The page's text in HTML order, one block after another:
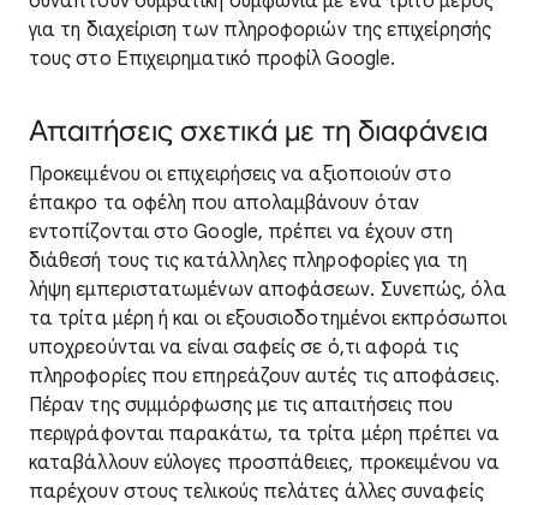
για τη διαχείριση των πληροφοριών της επιχείρησής
τους στο Επιχειρηματικό προφίλ Google.
Απαιτήσεις σχετικά με τη διαφάνεια
Προκειμένου οι επιχειρήσεις να αξιοποιούν στο
έπακρο τα οφέλη που απολαμβάνουν όταν
εντοπίζονται στο Google, πρέπει να έχουν στη
διάθεσή τους τις κατάλληλες πληροφορίες για τη
λήψη εμπεριστατωμένων αποφάσεων. Συνεπώς, όλα
τα τρίτα μέρη ή και οι εξουσιοδοτημένοι εκπρόσωποι
υποχρεούνται να είναι σαφείς σε ό,τι αφορά τις
πληροφορίες που επηρεάζουν αυτές τις αποφάσεις.
Πέραν της συμμόρφωσης με τις απαιτήσεις που
περιγράφονται παρακάτω, τα τρίτα μέρη πρέπει να
καταβάλλουν εύλογες προσπάθειες, προκειμένου να
παρέχουν στους τελικούς πελάτες άλλες συναφείς